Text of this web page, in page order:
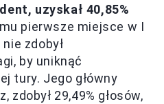
uzyskał 40,85%
pierwsze miejsce w I
zdobył
by uniknąć
tury. Jego główny
zdobył 29,49% głosów,